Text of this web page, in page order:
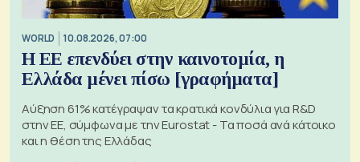
WORLD 10.08.2026, 07:00
Η ΕΕ επενδύει στην καινοτομία, η
Ελλάδα μένει πίσω [γραφήματα]
Αύξηση 61% κατέγραψαν τα κρατικά κονδύλια για R&D
στην ΕΕ, σύμφωνα με την Eurostat - Τα ποσά ανά κάτοικο
και η θέση της Ελλάδας